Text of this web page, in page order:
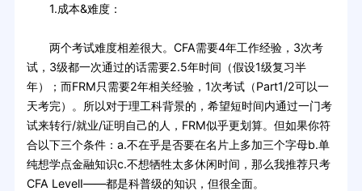
1.成本&难度：
两个考试难度相差很大。CFA需要4年工作经验，3次考
试，3级都一次通过的话需要2.5年时间（假设1级复习半
年）；而FRM只需要2年相关经验，1次考试（Part1/2可以一
天考完）。所以对于理工科背景的，希望短时间内通过一门考
试来转行/就业/证明自己的人，FRM似乎更划算。但如果你符
合以下三个条件：a.不在乎是否要在名片上多加三个字母b.单
纯想学点金融知识c.不想牺牲太多休闲时间，那么我推荐只考
CFA LevelⅠ——都是科普级的知识，但很全面。